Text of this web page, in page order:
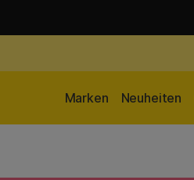
Neuheiten
Marken